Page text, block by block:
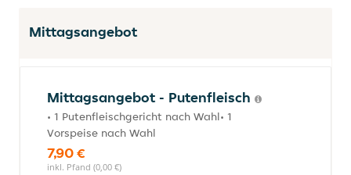
Mittagsangebot
Mittagsangebot - Putenfleisch
• 1 Putenfleischgericht nach Wahl• 1
Vorspeise nach Wahl
7,90 €
inkl. Pfand (0,00 €)